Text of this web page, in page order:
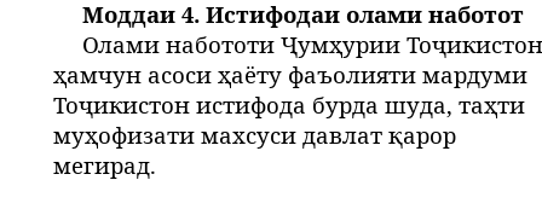
Моддаи 4. Истифодаи олами наботот
Олами набототи Ҷумҳурии Тоҷикистон
ҳамчун асоси ҳаёту фаъолияти мардуми
Тоҷикистон истифода бурда шуда, таҳти
муҳофизати махсуси давлат қарор
мегирад.